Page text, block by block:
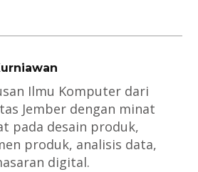
Ilmu Komputer dari
Jember dengan minat
pada desain produk,
produk, analisis data,
digital.